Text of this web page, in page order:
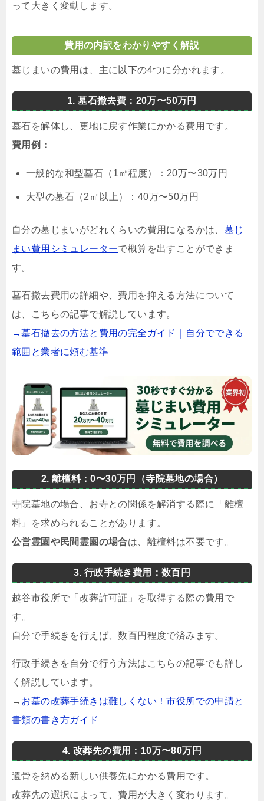
って大きく変動します。
費用の内訳をわかりやすく解説
墓じまいの費用は、主に以下の4つに分かれます。
1. 墓石撤去費：20万〜50万円
墓石を解体し、更地に戻す作業にかかる費用です。
費用例：
一般的な和型墓石（1㎡程度）：20万〜30万円
大型の墓石（2㎡以上）：40万〜50万円
自分の墓じまいがどれくらいの費用になるかは、 墓じ
まい費用シミュレーターで概算を出すことができま
す。
墓石撤去費用の詳細や、費用を抑える方法について
は、こちらの記事で解説しています。
→墓石撤去の方法と費用の完全ガイド｜自分でできる
範囲と業者に頼む基準
2. 離檀料：0〜30万円（寺院墓地の場合）
寺院墓地の場合、お寺との関係を解消する際に「離檀
料」を求められることがあります。
公営霊園や民間霊園の場合は、離檀料は不要です。
3. 行政手続き費用：数百円
越谷市役所で「改葬許可証」を取得する際の費用で
す。
自分で手続きを行えば、数百円程度で済みます。
行政手続きを自分で行う方法はこちらの記事でも詳し
く解説しています。
→ お墓の改葬手続きは難しくない！市役所での申請と
書類の書き方ガイド
4. 改葬先の費用：10万〜80万円
遺骨を納める新しい供養先にかかる費用です。
改葬先の選択によって、費用が大きく変わります。